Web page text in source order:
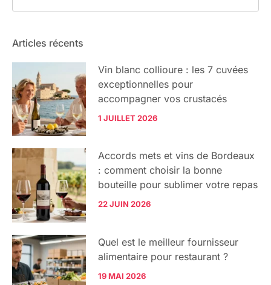
Articles récents
Vin blanc collioure : les 7 cuvées
exceptionnelles pour
accompagner vos crustacés
1 JUILLET 2026
Accords mets et vins de Bordeaux
: comment choisir la bonne
bouteille pour sublimer votre repas
22 JUIN 2026
Quel est le meilleur fournisseur
alimentaire pour restaurant ?
19 MAI 2026